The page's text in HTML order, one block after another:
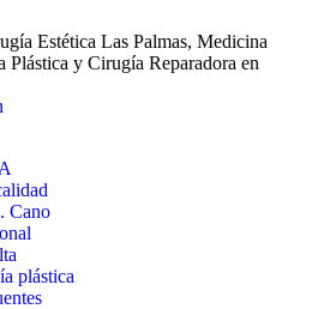
Estética Las Palmas, Medicina
Plástica y Cirugía Reparadora en
Cano
plástica